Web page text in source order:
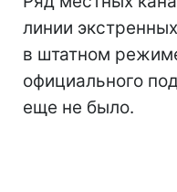
линии
в штатном
официального
еще не было.